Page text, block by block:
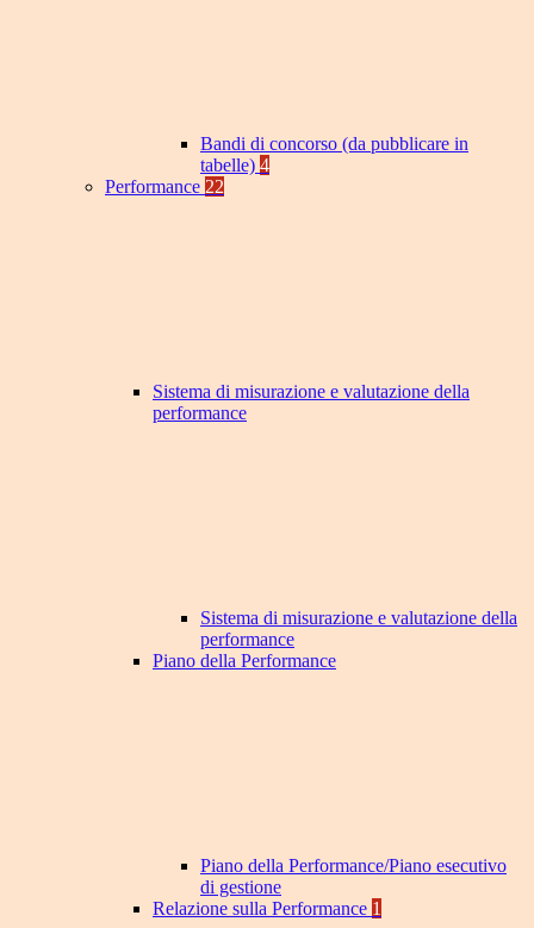
Bandi di concorso (da pubblicare in
tabelle) 4
Performance 22
Sistema di misurazione e valutazione della
performance
Sistema di misurazione e valutazione della
performance
Piano della Performance
Piano della Performance/Piano esecutivo
di gestione
Relazione sulla Performance 1